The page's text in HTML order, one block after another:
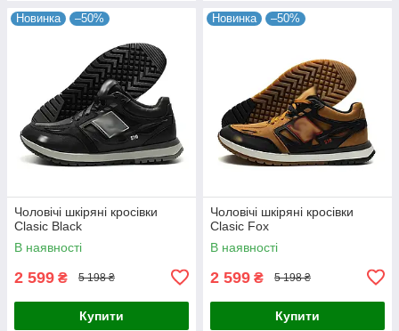
Новинка –50%
Чоловічі шкіряні кросівки
Clasic Black
В наявності
2 599 ₴ 5 198 ₴
Купити
Новинка –50%
Чоловічі шкіряні кросівки
Clasic Fox
В наявності
2 599 ₴ 5 198 ₴
Купити